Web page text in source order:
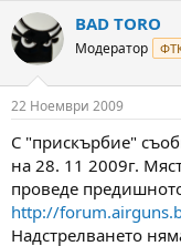
т
о
р
н
а
т
м
а
т
а
а
л
а
т
а
BAD TORO
Модератор
22 Ноември 2009
С "прискърбие"
на 28. 11 2009г.
проведе
http://
Надстрелването